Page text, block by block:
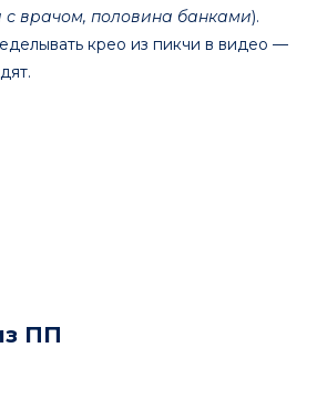
с врачом, половина банками).
крео из пикчи в видео —
ПП